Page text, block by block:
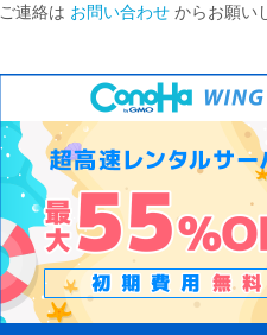
ご連絡は お問い合わせ からお願い